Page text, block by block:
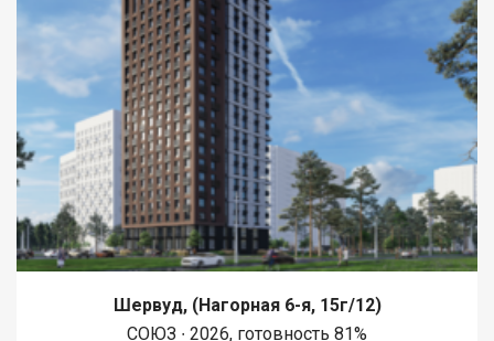
Шервуд, (Нагорная 6-я, 15г/12)
СОЮЗ ∙ 2026, готовность 81%